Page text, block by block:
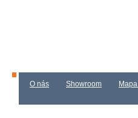
O nás Showroom